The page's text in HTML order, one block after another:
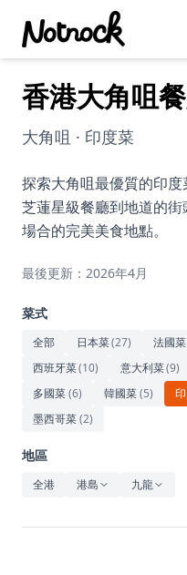
精選活動
博客文章
約會好去處
美食佳餚
藝術文化
休閒
音樂
香港大角咀
大角咀 · 印度菜
探索大角咀最優質的印
芝蓮星級餐廳到地道的
場合的完美美食地點。
最後更新：2026年4月
菜式
全部 日本菜(27) 法國菜
西班牙菜(10) 意大利菜(9)
多國菜(6) 韓國菜(5)
墨西哥菜(2)
地區
全港 港島 九龍